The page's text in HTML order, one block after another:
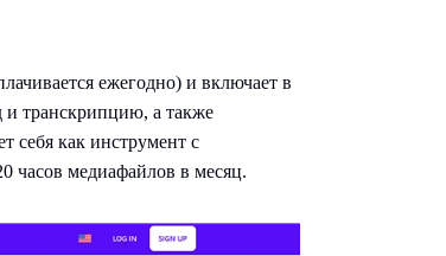
ежегодно) и включает в
и транскрипцию, а также
себя как инструмент с
часов медиафайлов в месяц.